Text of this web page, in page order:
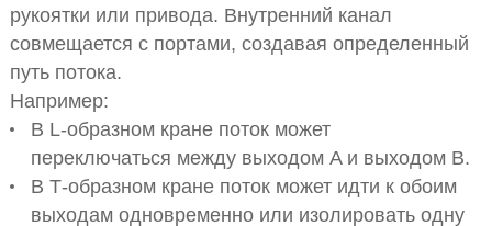
рукоятки или привода. Внутренний канал
совмещается с портами, создавая определенный
путь потока.
Например:
В L-образном кране поток может
переключаться между выходом A и выходом B.
В Т-образном кране поток может идти к обоим
выходам одновременно или изолировать одну